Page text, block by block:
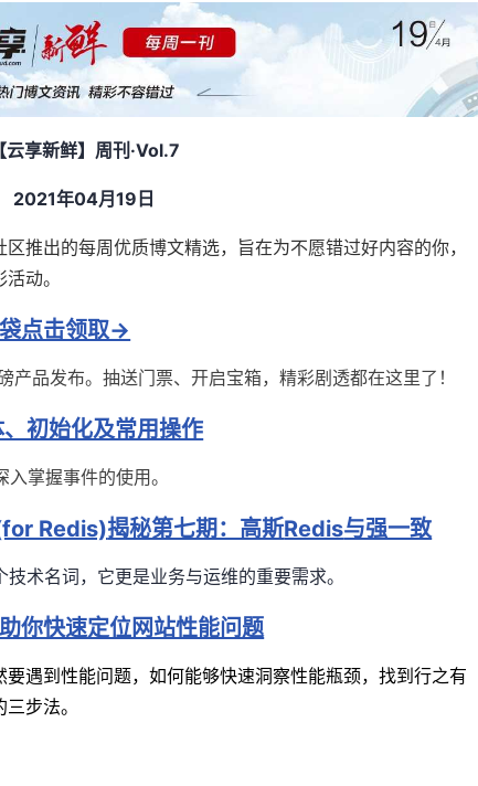
【云享新鲜】周刊 ·Vol.7
2021年04月 19 日
推出的每周优质博文精选，旨在为不愿错过好内容的你，
动。
点击领取→
品发布。抽送门票、开启宝箱，精彩剧透都在这里了！
初始化及常用操作
掌握事件的使用。
Redis)揭秘第七期：高斯Redis与强一致
技术名词，它更是业务与运维的重要需求。
你快速定位网站性能问题
要遇到性能问题，如何能够快速洞察性能瓶颈，找到行之有
步法。